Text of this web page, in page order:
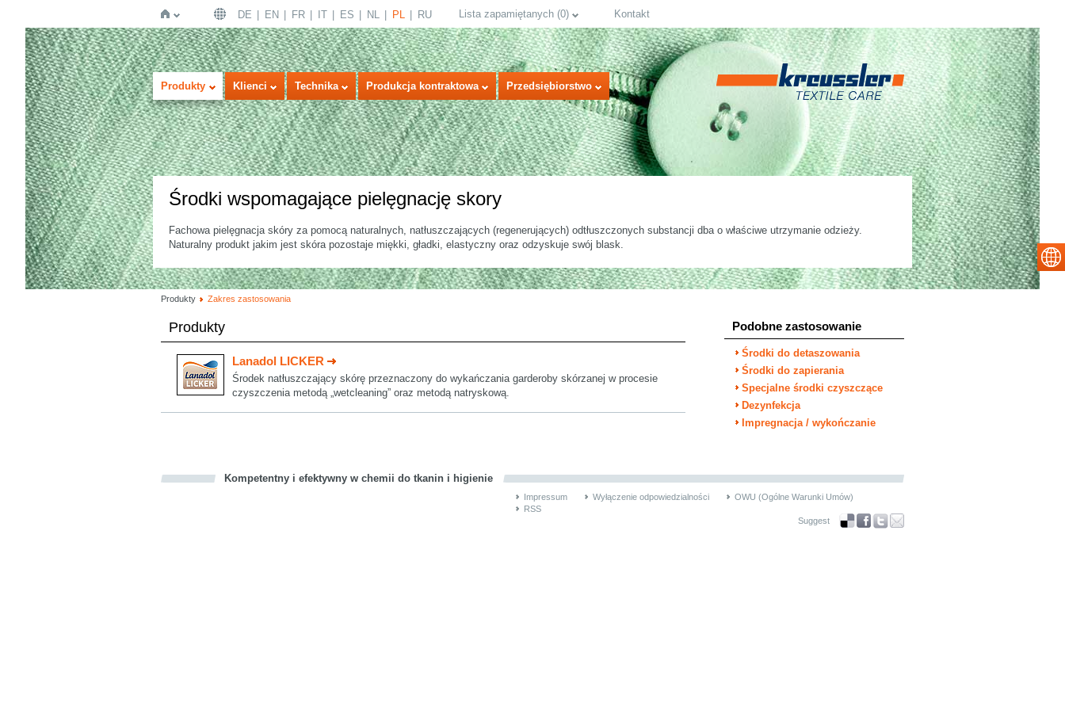
Strona
główna
DE EN FR IT ES NL PL RU Lista zapamiętanych (0) Kontakt
Produkty Klienci Technika Produkcja kontraktowa Przedsiębiorstwo
Środki wspomagające pielęgnację skory
Fachowa pielęgnacja skóry za pomocą naturalnych, natłuszczających (regenerujących) odtłuszczonych substancji dba o właściwe utrzymanie odzieży.
Naturalny produkt jakim jest skóra pozostaje miękki, gładki, elastyczny oraz odzyskuje swój blask.
Produkty Zakres zastosowania
Produkty
Lanadol LICKER
Środek natłuszczający skórę przeznaczony do wykańczania garderoby skórzanej w procesie
czyszczenia metodą „wetcleaning” oraz metodą natryskową.
Podobne zastosowanie
Środki do detaszowania
Środki do zapierania
Specjalne środki czyszczące
Dezynfekcja
Impregnacja / wykończanie
Kompetentny i efektywny w chemii do tkanin i higienie
Impressum Wyłączenie odpowiedzialności
OWU (Ogólne Warunki Umów)
RSS
Suggest
select language